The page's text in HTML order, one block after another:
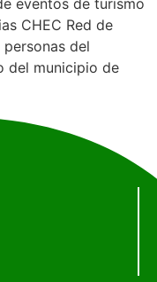
eventos de turismo
CHEC Red de
del
del municipio de